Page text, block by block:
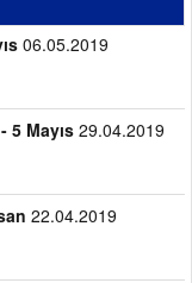
06.05.2019
5 Mayıs29.04.2019
22.04.2019